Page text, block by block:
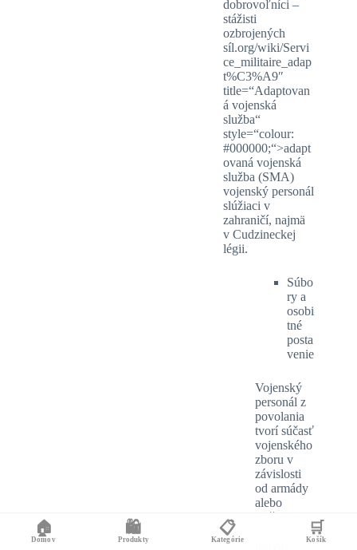
dobrovoľníci –
stážisti
ozbrojených
síl.org/wiki/Servi
ce_militaire_adap
t%C3%A9″
title=“Adaptovan
á vojenská
služba“
style=“colour:
#000000;“>adapt
ovaná vojenská
služba (SMA)
vojenský personál
slúžiaci v
zahraničí, najmä
v Cudzineckej
légii.
Súbo
ry a
osobi
tné
posta
venie
Vojenský
personál z
povolania
tvorí súčasť
vojenského
zboru v
závislosti
od armády
alebo
služby, v
ktorej slúži,
🏠
Domov
🛍️
Produkty
📋
Kategórie
🛒
Košík